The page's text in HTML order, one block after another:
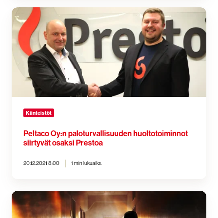
Peltaco
Oy:n
paloturvallisuuden
huoltotoiminnot
siirtyvät
osaksi
Prestoa
Kiinteistöt
Peltaco Oy:n paloturvallisuuden huoltotoiminnot
siirtyvät osaksi Prestoa
20.12.2021 8:00 1 min lukuaika
Preston
asiantuntijan
neuvot